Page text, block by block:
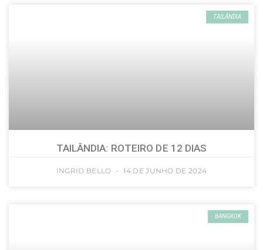
TAILÂNDIA
TAILÂNDIA: ROTEIRO DE 12 DIAS
INGRID BELLO 14 DE JUNHO DE 2024
BANGKOK